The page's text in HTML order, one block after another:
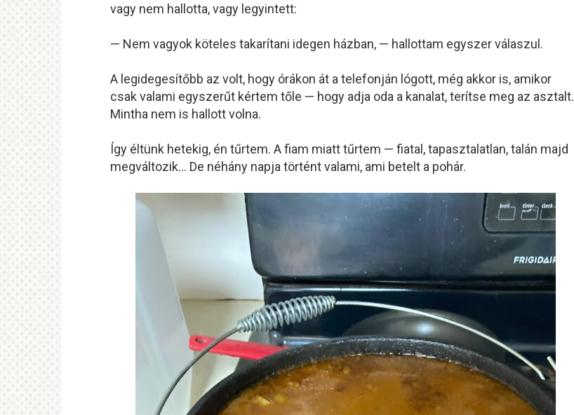
vagy nem hallotta, vagy legyintett:
— Nem vagyok köteles takarítani idegen házban, — hallottam egyszer válaszul.
A legidegesítőbb az volt, hogy órákon át a telefonján lógott, még akkor is, amikor
csak valami egyszerűt kértem tőle — hogy adja oda a kanalat, terítse meg az asztalt.
Mintha nem is hallott volna.
Így éltünk hetekig, én tűrtem. A fiam miatt tűrtem — fiatal, tapasztalatlan, talán majd
megváltozik… De néhány napja történt valami, ami betelt a pohár.